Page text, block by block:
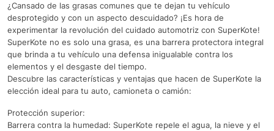
¿Cansado de las grasas comunes que te dejan tu vehículo
desprotegido y con un aspecto descuidado? ¡Es hora de
experimentar la revolución del cuidado automotriz con SuperKote!
SuperKote no es solo una grasa, es una barrera protectora integral
que brinda a tu vehículo una defensa inigualable contra los
elementos y el desgaste del tiempo.
Descubre las características y ventajas que hacen de SuperKote la
elección ideal para tu auto, camioneta o camión:
Protección superior:
Barrera contra la humedad: SuperKote repele el agua, la nieve y el